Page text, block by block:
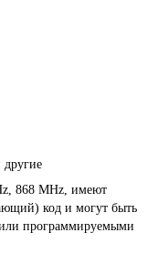
868 MHz, имеют
код и могут быть
программируемыми